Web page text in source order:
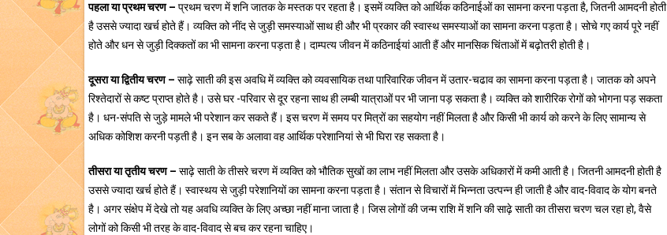
पहला या प्रथम चरण – प्रथम चरण में शनि जातक के मस्तक पर रहता है। इसमें व्यक्ति को आर्थिक कठिनाईओं का सामना करना पड़ता है, जितनी आमदनी होती
है उससे ज्यादा खर्च होते हैं। व्यक्ति को नींद से जुड़ी समस्याओं साथ ही और भी प्रकार की स्वास्थ समस्याओं का सामना करना पड़ता है। सोचे गए कार्य पूरे नहीं
होते और धन से जुड़ी दिक्कतों का भी सामना करना पड़ता है। दाम्पत्य जीवन में कठिनाईयां आती हैं और मानसिक चिंताओं में बढ़ोतरी होती है।
दूसरा या द्वितीय चरण – साढ़े साती की इस अवधि में व्यक्ति को व्यवसायिक तथा पारिवारिक जीवन में उतार-चढाव का सामना करना पड़ता है। जातक को अपने
रिश्तेदारों से कष्ट प्राप्त होते है। उसे घर -परिवार से दूर रहना साथ ही लम्बी यात्राओं पर भी जाना पड़ सकता है। व्यक्ति को शारीरिक रोगों को भोगना पड़ सकता
है। धन-संपति से जुड़े मामले भी परेशान कर सकते हैं। इस चरण में समय पर मित्रों का सहयोग नहीं मिलता है और किसी भी कार्य को करने के लिए सामान्य से
अधिक कोशिश करनी पड़ती है। इन सब के अलावा वह आर्थिक परेशानियां से भी घिरा रह सकता है।
तीसरा या तृतीय चरण – साढ़े साती के तीसरे चरण में व्यक्ति को भौतिक सुखों का लाभ नहीं मिलता और उसके अधिकारों में कमी आती है। जितनी आमदनी होती है
उससे ज्यादा खर्च होते हैं। स्वास्थय से जुड़ी परेशानियों का सामना करना पड़ता है। संतान से विचारों में भिन्नता उत्पन्न ही जाती है और वाद-विवाद के योग बनते
है। अगर संक्षेप में देखे तो यह अवधि व्यक्ति के लिए अच्छा नहीं माना जाता है। जिस लोगों की जन्म राशि में शनि की साढ़े साती का तीसरा चरण चल रहा हो, वैसे
लोगों को किसी भी तरह के वाद-विवाद से बच कर रहना चाहिए।